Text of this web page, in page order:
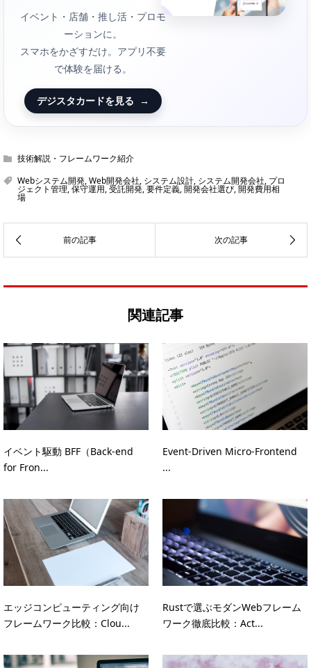
イベント・店舗・推し活・プロモ
ーションに。
スマホをかざすだけ。アプリ不要
で体験を届ける。
デジスタカードを見る →
技術解説・フレームワーク紹介
Webシステム開発,Web開発会社, システム設計, システム開発会社, プロ
ジェクト管理,保守運用,受託開発,要件定義,開発会社選び,開発費用相
場
関連記事
イベント駆動 BFF（Back-end
for Fron...
Event-Driven Micro-Frontend
...
エッジコンピューティング向け
フレームワーク比較：Clou...
Rustで選ぶモダンWebフレーム
ワーク徹底比較：Act...